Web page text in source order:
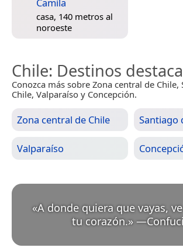
Camila
casa, 140 metros al
noroeste
Chile: Destinos
Conozca más sobre Zona central de Chile,
Chile, Valparaíso y Concepción.
Zona central de Chile Santiago
Valparaíso
«A donde quiera que vayas,
tu corazón.» —